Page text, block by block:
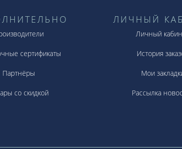
сертификаты
Партнёры
со скидкой
ЛИЧНЫЙ
Личный
История
Мои
Рассылка